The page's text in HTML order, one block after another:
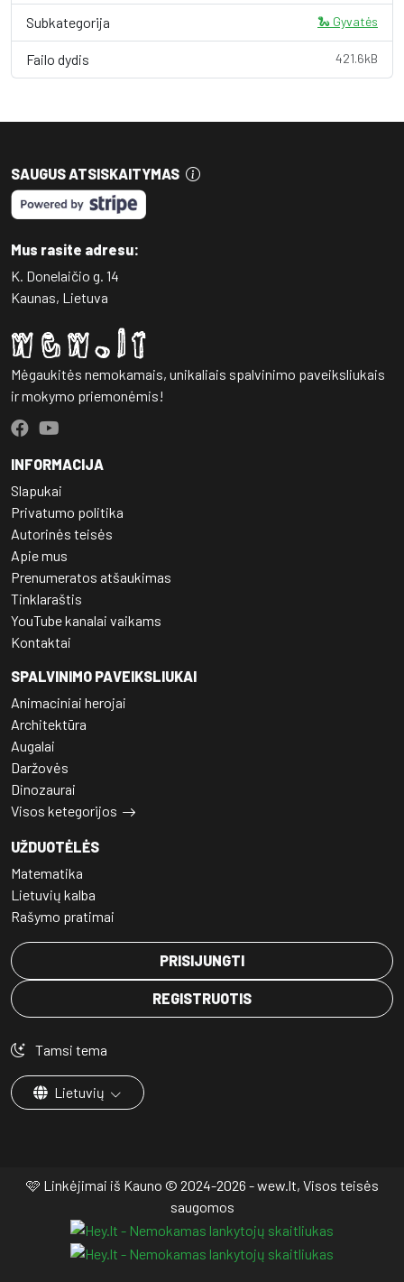
Subkategorija 🐍 Gyvatės
Failo dydis 421.6kB
SAUGUS ATSISKAITYMAS
Mus rasite adresu:
K. Donelaičio g. 14
Kaunas, Lietuva
Mėgaukitės nemokamais, unikaliais spalvinimo paveiksliukais
ir mokymo priemonėmis!
INFORMACIJA
Slapukai
Privatumo politika
Autorinės teisės
Apie mus
Prenumeratos atšaukimas
Tinklaraštis
YouTube kanalai vaikams
Kontaktai
SPALVINIMO PAVEIKSLIUKAI
Animaciniai herojai
Architektūra
Augalai
Daržovės
Dinozaurai
Visos ketegorijos
UŽDUOTĖLĖS
Matematika
Lietuvių kalba
Rašymo pratimai
PRISIJUNGTI
REGISTRUOTIS
Tamsi tema
Lietuvių
🩷 Linkėjimai iš Kauno © 2024-2026 - wew.lt, Visos teisės
saugomos